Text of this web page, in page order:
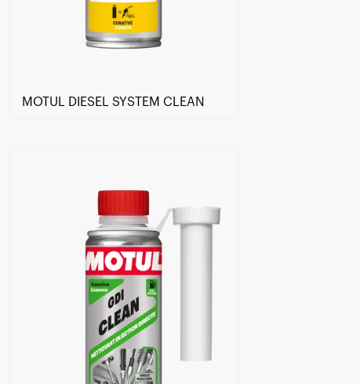
Găsește un partener
MOTUL DIESEL SYSTEM CLEAN